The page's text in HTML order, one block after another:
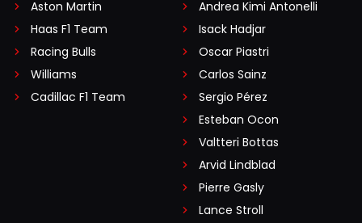
Aston Martin
Haas F1 Team
Racing Bulls
Williams
Cadillac F1 Team
Andrea Kimi Antonelli
Isack Hadjar
Oscar Piastri
Carlos Sainz
Sergio Pérez
Esteban Ocon
Valtteri Bottas
Arvid Lindblad
Pierre Gasly
Lance Stroll